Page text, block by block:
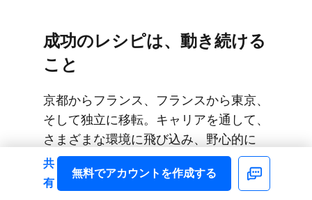
成功の​レシピは、​動き続ける​
こと
京都から​フランス、​フランスから​東京、​
そして​独立に​移転。​キャリアを​通して、​
さまざまな​環境に​飛び込み、​野心的に​
挑まれてきた​山本シェフ。​フレンチの​
道を​進むと​決めてから​一点もぶれず、​
Facebook
共
有
無料で​アカウントを​作成する